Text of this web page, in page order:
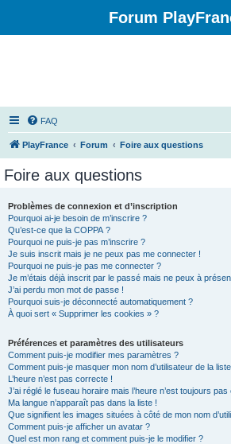
Forum
FAQ
PlayFrance Forum Foire aux questions
Foire aux questions
Problèmes de connexion et d’inscription
Pourquoi ai-je besoin de m’inscrire ?
Qu’est-ce que la COPPA ?
Pourquoi ne puis-je pas m’inscrire ?
Je suis inscrit mais je ne peux pas me connecter !
Pourquoi ne puis-je pas me connecter ?
Je m’étais déjà inscrit par le passé mais ne peux à
J’ai perdu mon mot de passe !
Pourquoi suis-je déconnecté automatiquement ?
À quoi sert « Supprimer les cookies » ?
Préférences et paramètres des utilisateurs
Comment puis-je modifier mes paramètres ?
Comment puis-je masquer mon nom d’utilisateur de la
L’heure n’est pas correcte !
J’ai réglé le fuseau horaire mais l’heure n’est toujours
Ma langue n’apparaît pas dans la liste !
Que signifient les images situées à côté de mon nom
Comment puis-je afficher un avatar ?
Quel est mon rang et comment puis-je le modifier ?